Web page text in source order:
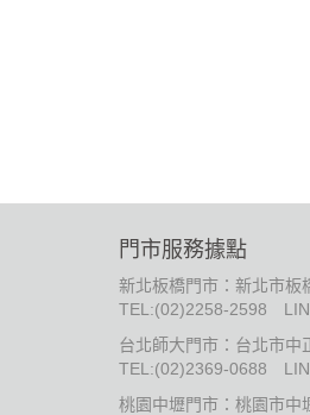
門市服務據點
新北板橋門市：新北市板
TEL:(02)2258-2598
台北師大門市：台北市中
TEL:(02)2369-0688
桃園中壢門市：桃園市中